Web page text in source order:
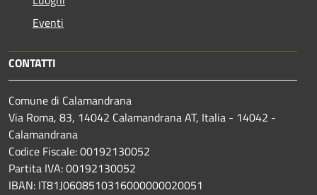
Eventi
CONTATTI
Comune di Calamandrana
Via Roma, 83, 14042 Calamandrana AT, Italia - 14042 -
Calamandrana
Codice Fiscale: 00192130052
Partita IVA: 00192130052
IBAN: IT81J0608510316000000020051